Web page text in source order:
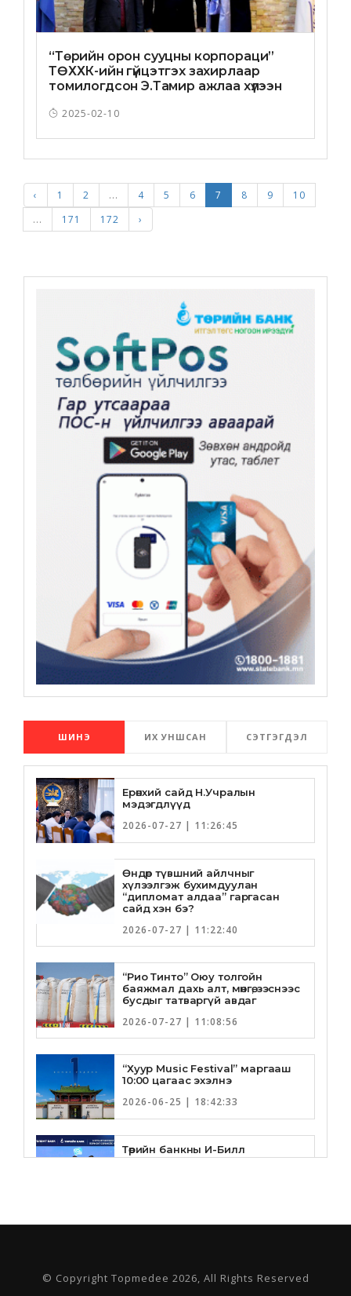
“Төрийн орон сууцны корпораци”
ТӨХХК-ийн гүйцэтгэх захирлаар
томилогдсон Э.Тамир ажлаа хүлээн
2025-02-10
‹ 1 2 ... 4 5 6 7 8 9
10
...
171 172 ›
ШИНЭ ИХ УНШСАН СЭТГЭГДЭЛ
Ерөнхий сайд Н.Учралын
мэдэгдлүүд
2026-07-27 | 11:26:45
Өндөр түвшний айлчныг
хүлээлгэж бухимдуулан
“дипломат алдаа” гаргасан
сайд хэн бэ?
2026-07-27 | 11:22:40
“Рио Тинто” Оюу толгойн
баяжмал дахь алт, мөнгө, зэснээс
бусдыг татваргүй авдаг
2026-07-27 | 11:08:56
“Хуур Music Festival” маргааш
10:00 цагаас эхэлнэ
2026-06-25 | 18:42:33
Төрийн банкны И-Билл
үйлчилгээнд Голомт банк
шинэчлэн байгууллаа
© Copyright Topmedee 2026, All Rights Reserved